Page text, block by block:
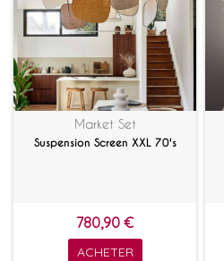
Market Set
Suspension Screen XXL 70's
780,90 €
ACHETER